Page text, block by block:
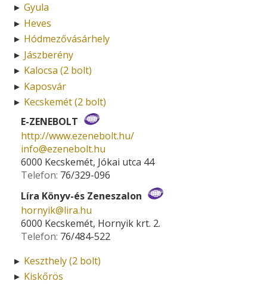
► Gyula
► Heves
► Hódmezővásárhely
► Jászberény
► Kalocsa (2 bolt)
► Kaposvár
► Kecskemét (2 bolt)
E-ZENEBOLT
http://www.ezenebolt.hu/
info­@­ezenebolt.hu
6000 Kecskemét, Jókai utca 44
Telefon: 76/329-096
Líra Könyv-és Zeneszalon
hornyik­@­lira.hu
6000 Kecskemét, Hornyik krt. 2.
Telefon: 76/484-522
► Keszthely (2 bolt)
► Kiskőrös